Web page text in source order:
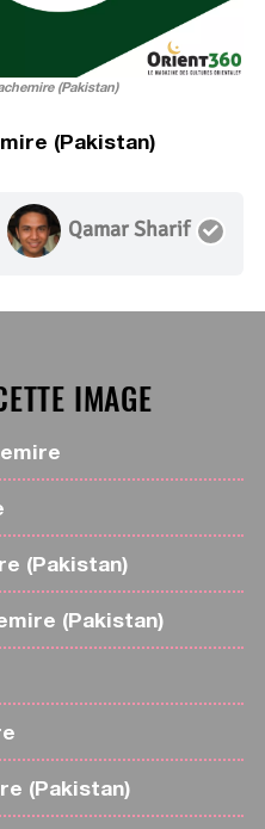
(Pakistan)
(Pakistan)
Qamar Sharif
IMAGE
(Pakistan)
(Pakistan)
(Pakistan)